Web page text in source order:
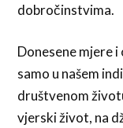
dobročinstvima.
Donesene mjere
samo u našem
društvenom
vjerski život, na